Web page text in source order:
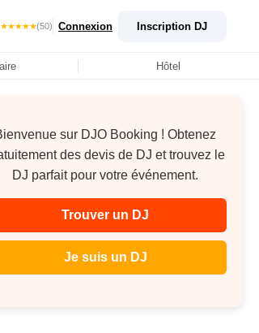
★★★★★(50) Connexion Inscription DJ
Hôtel
sur DJO Booking ! Obtenez
des devis de DJ et trouvez le
DJ parfait pour votre événement.
Trouver un DJ
Je suis un DJ